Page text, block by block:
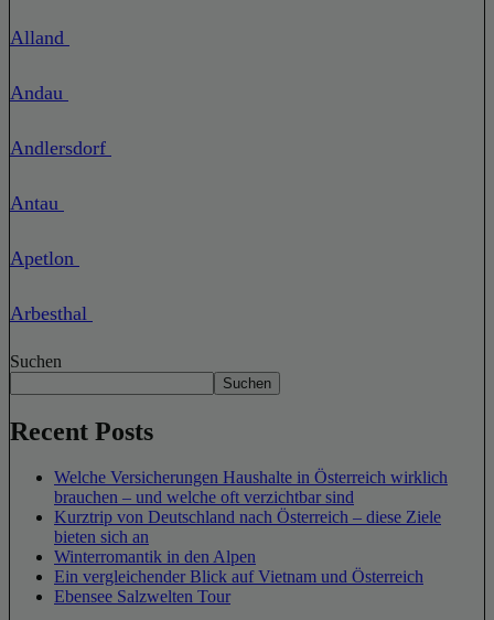
Alland
Andau
Andlersdorf
Antau
Apetlon
Arbesthal
Suchen
Suchen
Recent Posts
Welche Versicherungen Haushalte in Österreich wirklich
brauchen – und welche oft verzichtbar sind
Kurztrip von Deutschland nach Österreich – diese Ziele
bieten sich an
Winterromantik in den Alpen
Ein vergleichender Blick auf Vietnam und Österreich
Ebensee Salzwelten Tour